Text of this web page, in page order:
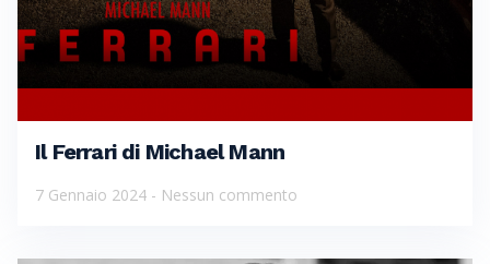
Il Ferrari di Michael Mann
7 Gennaio 2024 Nessun commento